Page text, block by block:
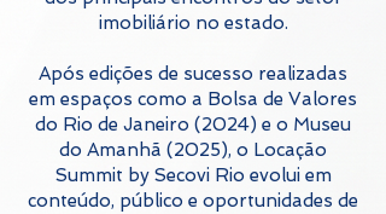
imobiliário no estado.
Após edições de sucesso realizadas
em espaços como a Bolsa de Valores
do Rio de Janeiro (2024) e o Museu
do Amanhã (2025), o Locação
Summit by Secovi Rio evolui em
conteúdo, público e oportunidades de